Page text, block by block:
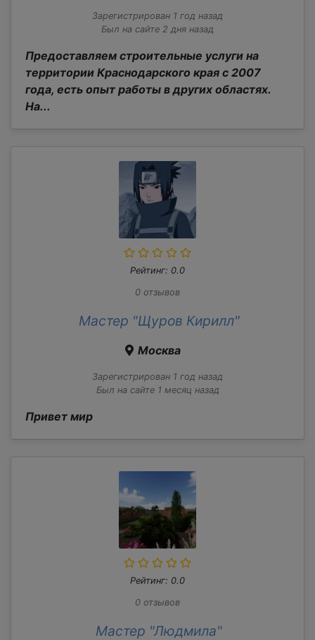
Зарегистрирован 1 год назад
Был на сайте 2 дня назад
Предоставляем строительные услуги на
территории Краснодарского края с 2007
года, есть опыт работы в других областях.
На...
Рейтинг: 0.0
0 отзывов
Мастер "Щуров Кирилл"
Москва
Зарегистрирован 1 год назад
Был на сайте 1 месяц назад
Привет мир
Рейтинг: 0.0
0 отзывов
Мастер "Людмила"